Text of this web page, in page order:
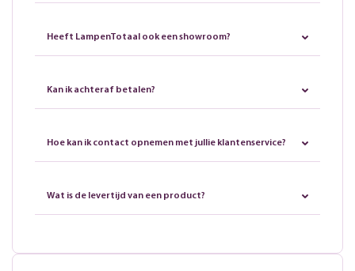
Heeft LampenTotaal ook een showroom?
Kan ik achteraf betalen?
Hoe kan ik contact opnemen met jullie klantenservice?
Wat is de levertijd van een product?